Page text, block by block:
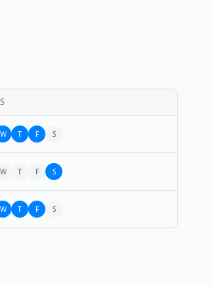
W T F S
W T F S
W T F S